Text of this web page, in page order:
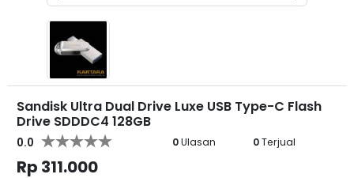
Sandisk Ultra Dual Drive Luxe USB Type-C Flash
Drive SDDDC4 128GB
0.0 0Ulasan 0Terjual
Rp 311.000